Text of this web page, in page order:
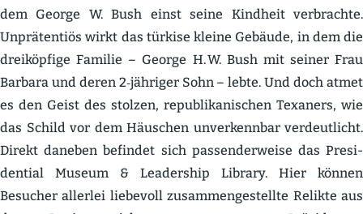
dem George W. Bush einst seine Kindheit verbrachte.
Unprä­tentiös wirkt das türkise kleine Gebäude, in dem die
dreiköpfige Familie – George H. W. Bush mit seiner Frau
Barbara und deren 2‑jähriger Sohn – lebte. Und doch atmet
es den Geist des stolzen, republi­ka­ni­schen Texaners, wie
das Schild vor dem Häuschen unver­kennbar verdeut­licht.
Direkt daneben befindet sich passen­der­weise das Presi­
dential Museum & Leadership Library. Hier können
Besucher allerlei liebevoll zusam­men­ge­stellte Relikte aus